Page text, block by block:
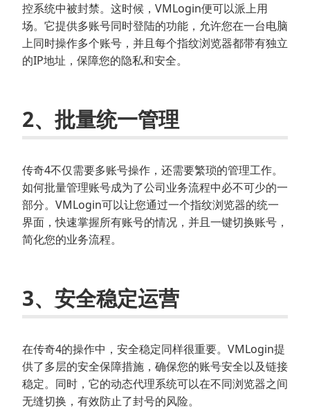
控系统中被封禁。这时候，VMLogin便可以派上用
场。它提供多账号同时登陆的功能，允许您在一台电脑
上同时操作多个账号，并且每个指纹浏览器都带有独立
的IP地址，保障您的隐私和安全。
2、批量统一管理
传奇4不仅需要多账号操作，还需要繁琐的管理工作。
如何批量管理账号成为了公司业务流程中必不可少的一
部分。VMLogin可以让您通过一个指纹浏览器的统一
界面，快速掌握所有账号的情况，并且一键切换账号，
简化您的业务流程。
3、安全稳定运营
在传奇4的操作中，安全稳定同样很重要。VMLogin提
供了多层的安全保障措施，确保您的账号安全以及链接
稳定。同时，它的动态代理系统可以在不同浏览器之间
无缝切换，有效防止了封号的风险。